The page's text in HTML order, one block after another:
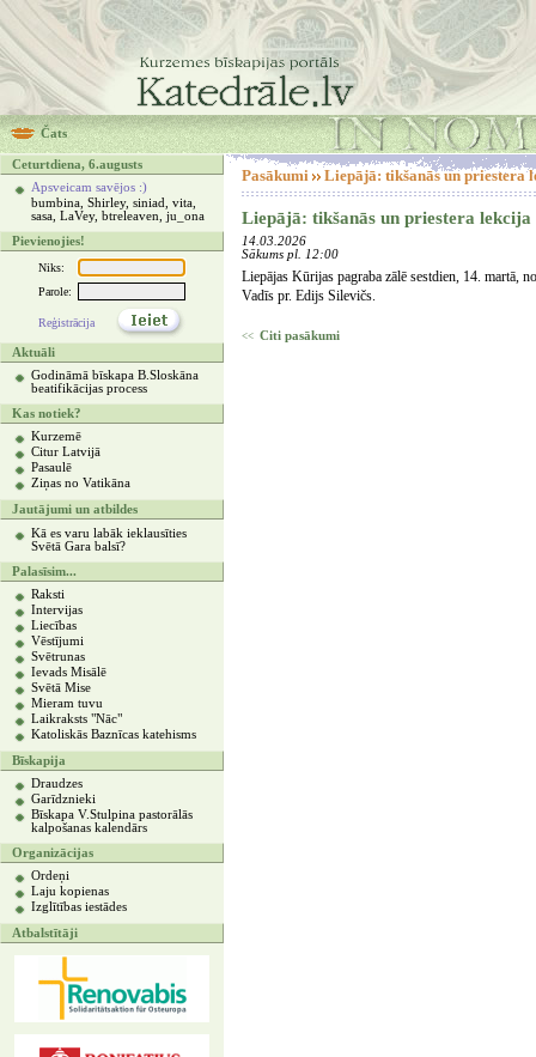
Čats
Ceturtdiena, 6.augusts
Apsveicam savējos :)
bumbina, Shirley, siniad, vita,
sasa, LaVey, btreleaven, ju_ona
Pievienojies!
Niks:
Parole:
Reģistrācija
Aktuāli
Godināmā bīskapa B.Sloskāna
beatifikācijas process
Kas notiek?
Kurzemē
Citur Latvijā
Pasaulē
Ziņas no Vatikāna
Jautājumi un atbildes
Kā es varu labāk ieklausīties
Svētā Gara balsī?
Palasīsim...
Raksti
Intervijas
Liecības
Vēstījumi
Svētrunas
Ievads Misālē
Svētā Mise
Mieram tuvu
Laikraksts "Nāc"
Katoliskās Baznīcas katehisms
Bīskapija
Draudzes
Garīdznieki
Bīskapa V.Stulpina pastorālās
kalpošanas kalendārs
Organizācijas
Ordeņi
Laju kopienas
Izglītības iestādes
Atbalstītāji
Pasākumi Liepājā: tikšanās un priestera
Liepājā: tikšanās un priestera
14.03.2026
Sākums pl. 12:00
Liepājas Kūrijas pagraba zālē sestdien, 14. martā,
Vadīs pr. Edijs Silevičs.
<< Citi pasākumi